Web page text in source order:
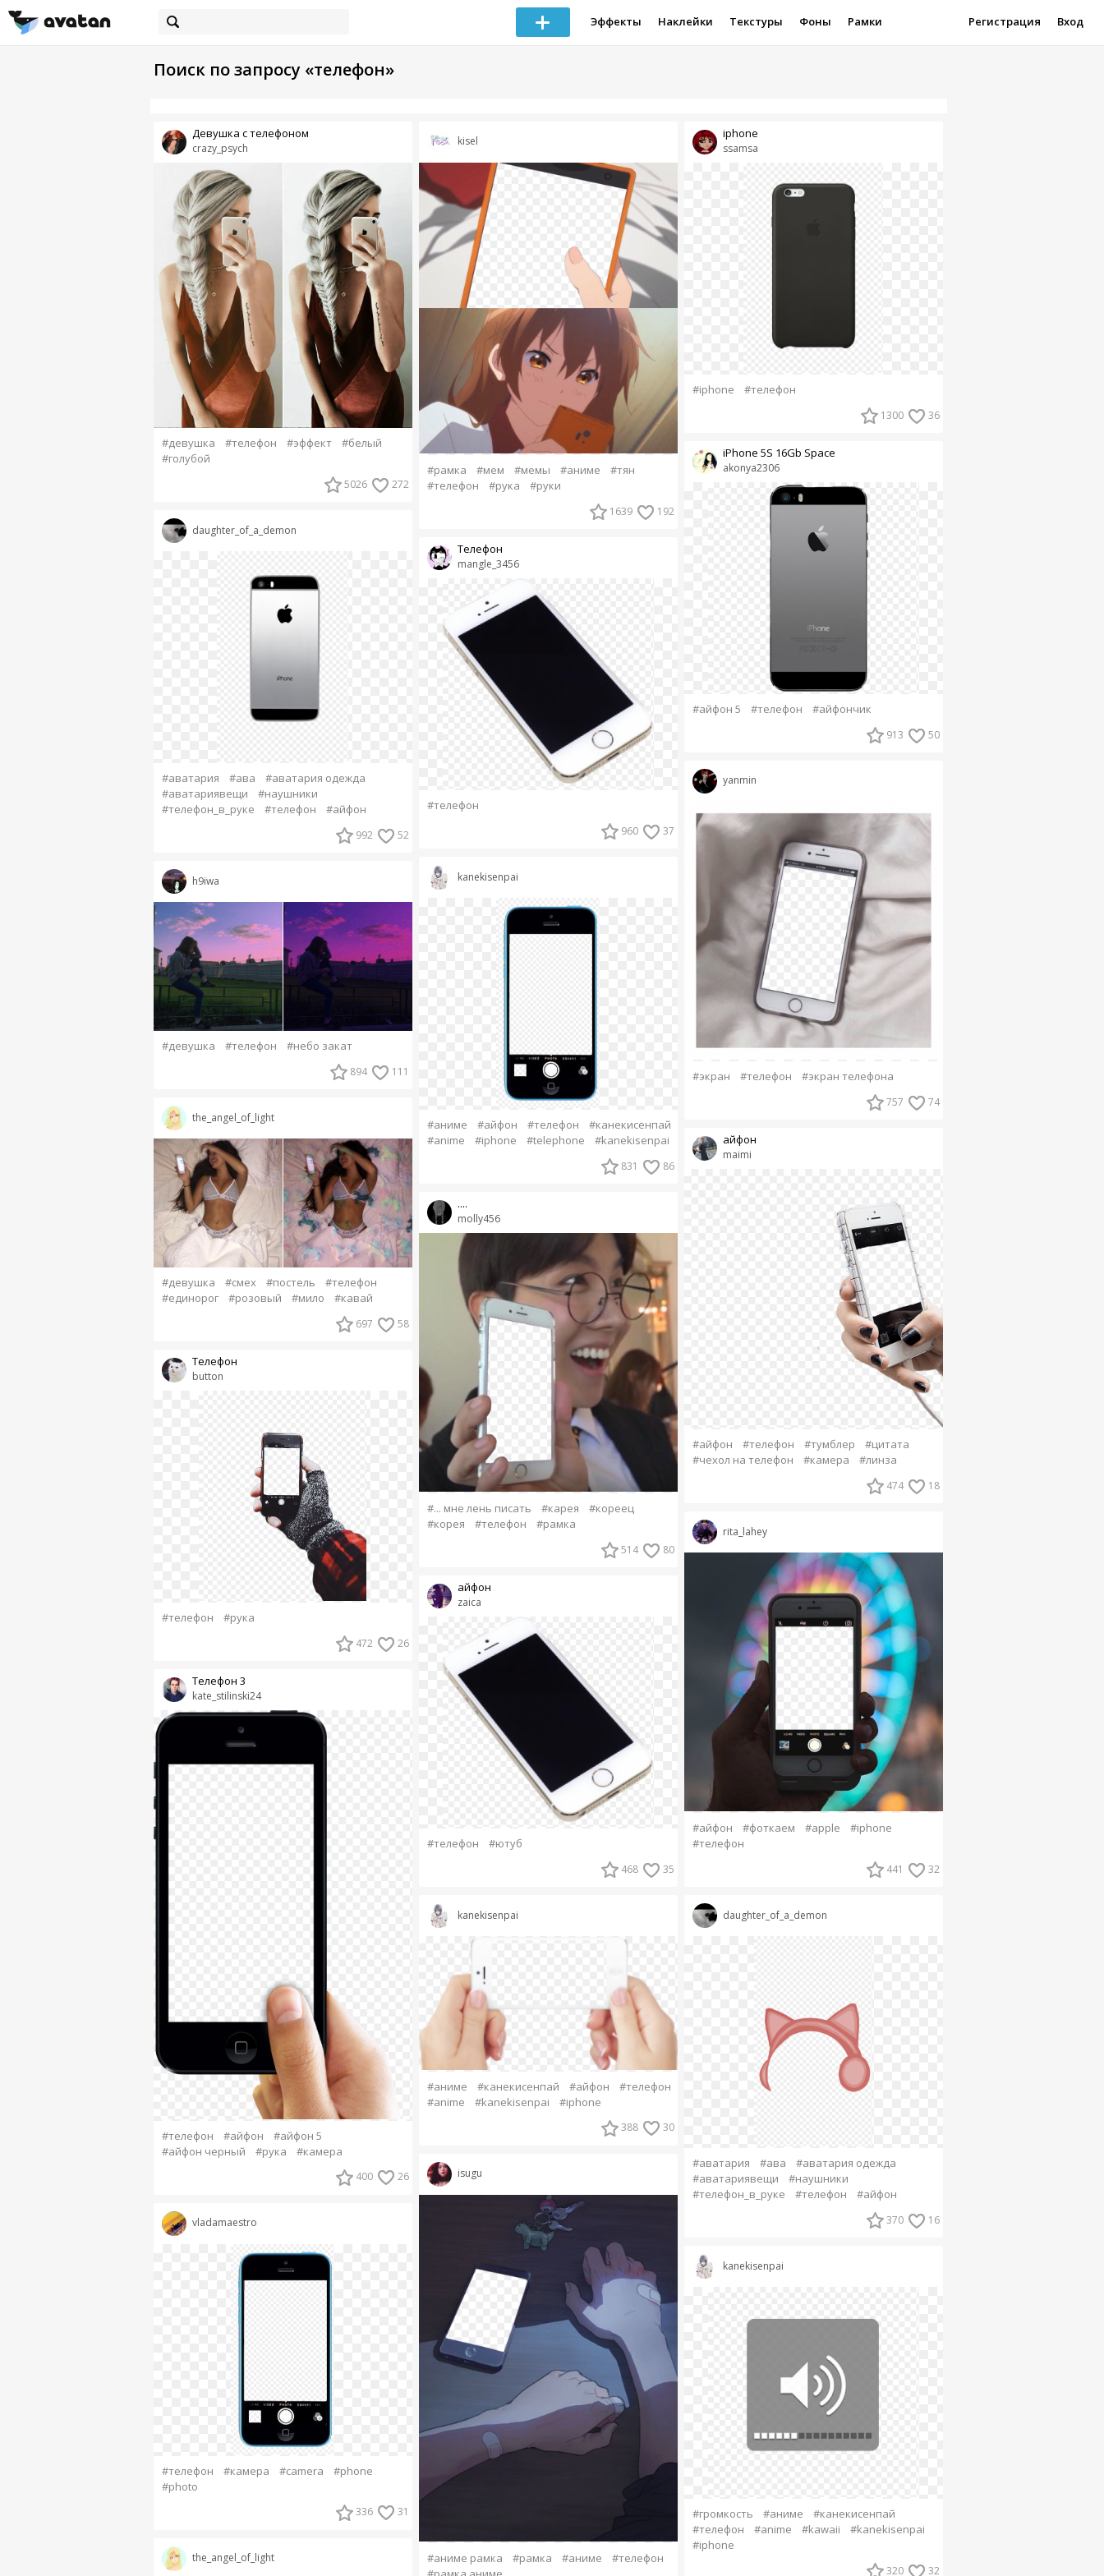
Эффекты Наклейки Текстуры Фоны Рамки Регистрация Вход
Поиск по запросу «телефон»
crazy_psych
Девушка с телефоном
#девушка #телефон #эффект
#белый
#голубой
5026 272
daughter_of_a_demon
#аватария #ава
#аватария одежда
#аватариявещи
#наушники
#телефон_в_руке
#телефон #айфон
992 52
h9iwa
#девушка #телефон #небо закат
894 111
the_angel_of_light
#девушка #смех #постель
#телефон
#единорог
#розовый #мило #кавай
697 58
button
Телефон
#телефон #рука
472 26
kate_stilinski24
Телефон 3
#телефон #айфон
#айфон 5
#айфон черный
#рука #камера
400 26
vladamaestro
#телефон #камера #camera
#phone
#photo
336 31
the_angel_of_light
kisel
#рамка #мем #мемы #аниме
#тян
#телефон
#рука #руки
1639 192
mangle_3456
Телефон
#телефон
960 37
kanekisenpai
#аниме #айфон #телефон
#канекисенпай
#anime
#iphone #telephone #kanekisenpai
831 86
molly456
....
#... мне лень писать #карея
#кореец
#корея
#телефон #рамка
514 80
zaica
айфон
#телефон #ютуб
468 35
kanekisenpai
#аниме #канекисенпай #айфон
#телефон
#anime
#kanekisenpai #iphone
388 30
isugu
#аниме рамка #рамка #аниме
#телефон
ssamsa
iphone
#iphone #телефон
1300 36
akonya2306
iPhone 5S 16Gb Space
#айфон 5 #телефон #айфончик
913 50
yanmin
#экран #телефон #экран телефона
757 74
maimi
айфон
#айфон #телефон #тумблер
#цитата
#чехол на телефон
#камера #линза
474 18
rita_lahey
#айфон #фоткаем #apple
#iphone
#телефон
441 32
daughter_of_a_demon
#аватария #ава
#аватария одежда
#аватариявещи
#наушники
#телефон_в_руке
#телефон #айфон
370 16
kanekisenpai
#громкость #аниме
#канекисенпай
#телефон
#anime #kawaii
#kanekisenpai
#iphone
320 32